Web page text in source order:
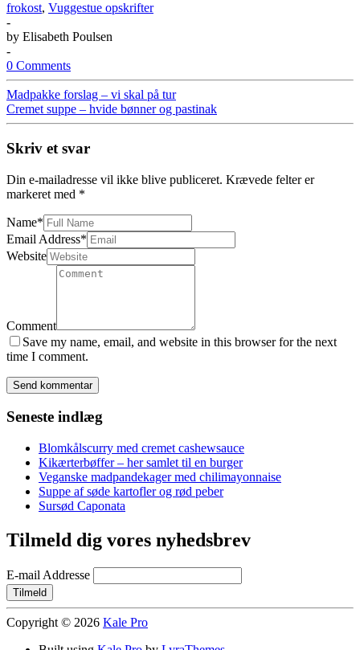
frokost, Vuggestue opskrifter
-
by Elisabeth Poulsen
-
0 Comments
Madpakke forslag – vi skal på tur
Cremet suppe – hvide bønner og pastinak
Skriv et svar
Din e-mailadresse vil ikke blive publiceret. Krævede felter er
markeret med *
Name*
Email Address*
Website
Comment
Save my name, email, and website in this browser for the next
time I comment.
Seneste indlæg
Blomkålscurry med cremet cashewsauce
Kikærterbøffer – her samlet til en burger
Veganske madpandekager med chilimayonnaise
Suppe af søde kartofler og rød peber
Sursød Caponata
Tilmeld dig vores nyhedsbrev
E-mail Addresse
Copyright © 2026 Kale Pro